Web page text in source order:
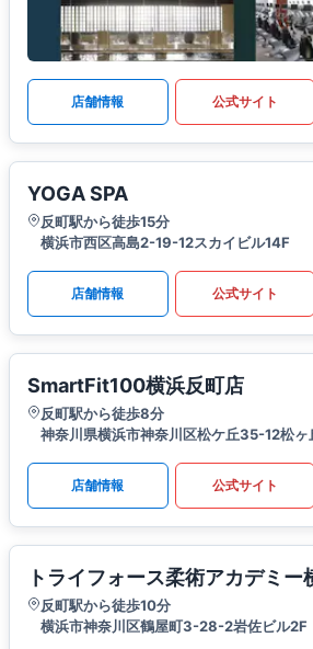
店舗情報 公式サイト
YOGA SPA
反町駅から徒歩15分
横浜市西区高島2-19-12スカイビル14F
店舗情報 公式サイト
SmartFit100横浜反町店
反町駅から徒歩8分
神奈川県横浜市神奈川区松ケ丘35-12松ヶ
店舗情報 公式サイト
トライフォース柔術アカデミー
反町駅から徒歩10分
横浜市神奈川区鶴屋町3-28-2岩佐ビル2F